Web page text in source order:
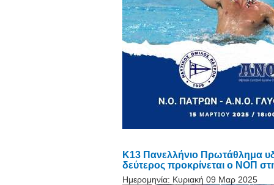
Κ13 Πανελλήνιο Πρωτάθλημα
δεύτερος προκρίνεται ο ΝΟΠ
Ημερομηνία: Κυριακή 09 Μαρ 2025